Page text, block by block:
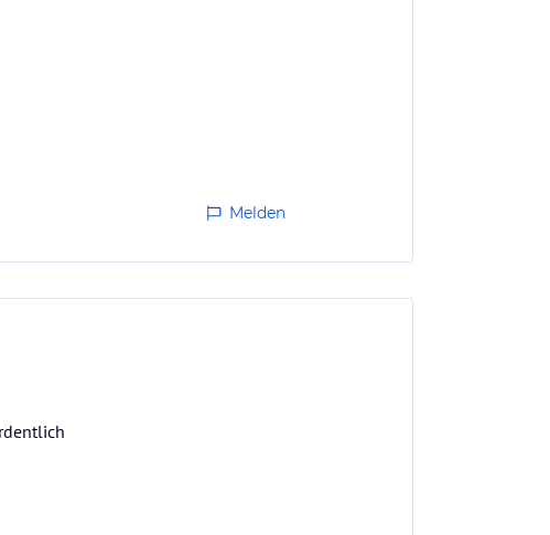
Melden